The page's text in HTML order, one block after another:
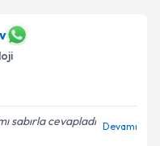
sabırla cevapladı Devamı